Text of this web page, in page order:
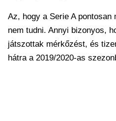
Az, hogy a Serie A
nem tudni. Annyi bizonyos,
játszottak mérkőzést, és
hátra a 2019/2020-as